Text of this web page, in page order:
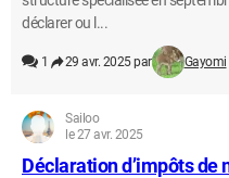
déclarer ou l...
1 29 avr. 2025 par Gayomi
Sailoo
le 27 avr. 2025
Déclaration d’impôts de